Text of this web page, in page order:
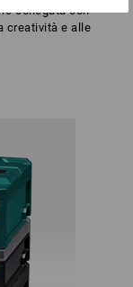
collegata con
creatività e alle